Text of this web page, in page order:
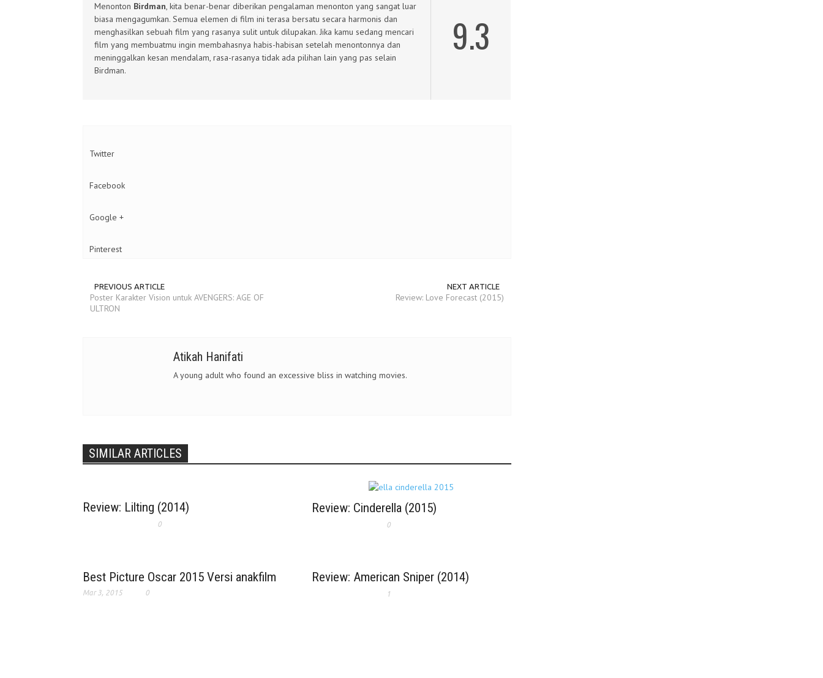
Menonton Birdman, kita benar-benar diberikan pengalaman menonton yang sangat luar
biasa mengagumkan. Semua elemen di film ini terasa bersatu secara harmonis dan
menghasilkan sebuah film yang rasanya sulit untuk dilupakan. Jika kamu sedang mencari
film yang membuatmu ingin membahasnya habis-habisan setelah menontonnya dan
meninggalkan kesan mendalam, rasa-rasanya tidak ada pilihan lain yang pas selain
Birdman.
9.3
Twitter
Facebook
Google +
Pinterest
PREVIOUS ARTICLE
Poster Karakter Vision untuk AVENGERS: AGE OF
ULTRON
NEXT ARTICLE
Review: Love Forecast (2015)
Atikah Hanifati
A young adult who found an excessive bliss in watching movies.
SIMILAR ARTICLES
Review: Lilting (2014)
0
Review: Cinderella (2015)
0
Best Picture Oscar 2015 Versi anakfilm
Mar 3, 2015 0
Review: American Sniper (2014)
1